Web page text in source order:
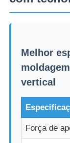
Casa
Melhor
vertical
Força de